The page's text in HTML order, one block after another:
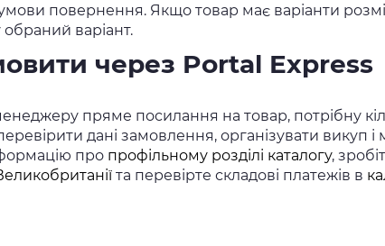
умови повернення. Якщо товар має варіанти
варіант.
через Portal Express
пряме посилання на товар, потрібну
дані замовлення, організувати викуп
про профільному розділі каталогу,
та перевірте складові платежів в